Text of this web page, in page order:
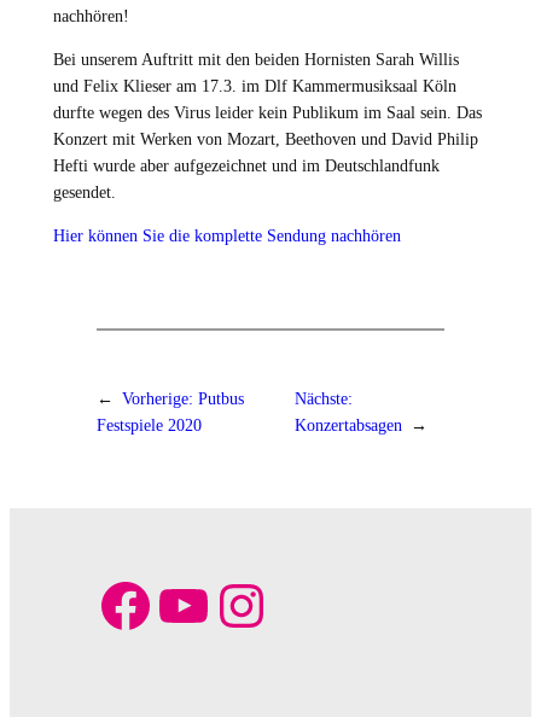
nachhören!
Bei unserem Auftritt mit den beiden Hornisten Sarah Willis
und Felix Klieser am 17.3. im Dlf Kammermusiksaal Köln
durfte wegen des Virus leider kein Publikum im Saal sein. Das
Konzert mit Werken von Mozart, Beethoven und David Philip
Hefti wurde aber aufgezeichnet und im Deutschlandfunk
gesendet.
Hier können Sie die komplette Sendung nachhören
← Vorherige: Putbus
Festspiele 2020
Nächste:
Konzertabsagen
→
Facebook YouTube Instagram